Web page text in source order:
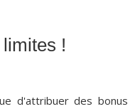
!
d'attribuer des bonus